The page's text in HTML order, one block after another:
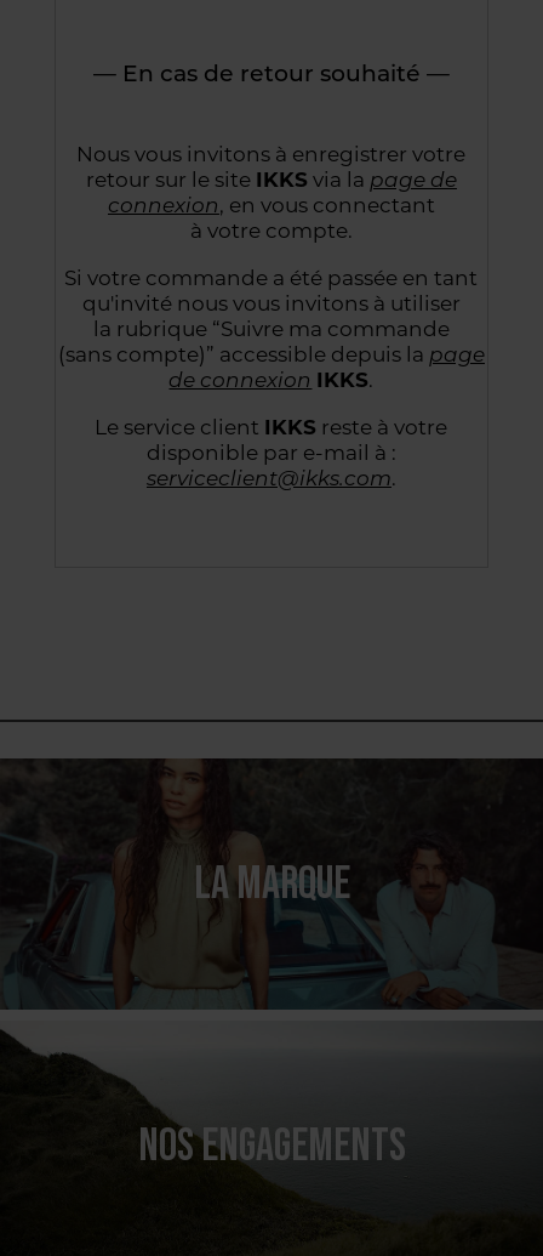
— En cas de retour souhaité —
Nous vous invitons à enregistrer votre
retour sur le site IKKS via la page de
connexion, en vous connectant
à votre compte.
Si votre commande a été passée en tant
qu'invité nous vous invitons à utiliser
la rubrique “Suivre ma commande
(sans compte)” accessible depuis la page
de connexion IKKS.
Le service client IKKS reste à votre
disponible par e-mail à :
serviceclient@ikks.com.
LA MARQUE
NOS ENGAGEMENTS